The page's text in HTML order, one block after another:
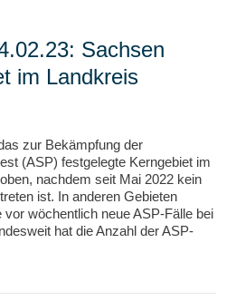
Sachsen
im Landkreis
zur Bekämpfung der
(ASP) festgelegte Kerngebiet im
nachdem seit Mai 2022 kein
ist. In anderen Gebieten
wöchentlich neue ASP-Fälle bei
hat die Anzahl der ASP-